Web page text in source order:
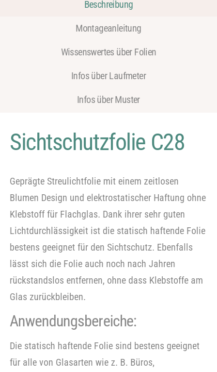
Beschreibung
Montageanleitung
Wissenswertes über Folien
Infos über Laufmeter
Infos über Muster
Sichtschutzfolie C28
Geprägte Streulichtfolie mit einem zeitlosen
Blumen Design und elektrostatischer Haftung ohne
Klebstoff für Flachglas. Dank ihrer sehr guten
Lichtdurchlässigkeit ist die statisch haftende Folie
bestens geeignet für den Sichtschutz. Ebenfalls
lässt sich die Folie auch noch nach Jahren
rückstandslos entfernen, ohne dass Klebstoffe am
Glas zurückbleiben.
Anwendungsbereiche:
Die statisch haftende Folie sind bestens geeignet
für alle von Glasarten wie z. B. Büros,